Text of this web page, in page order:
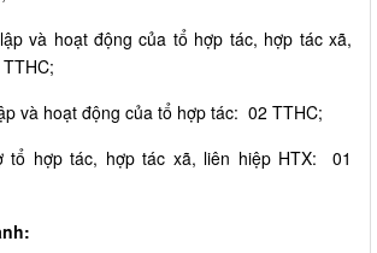
và hoạt động của tổ hợp tác, hợp tác xã,
và hoạt động của tổ hợp tác: 02 TTHC;
tổ hợp tác, hợp tác xã, liên hiệp HTX: 01